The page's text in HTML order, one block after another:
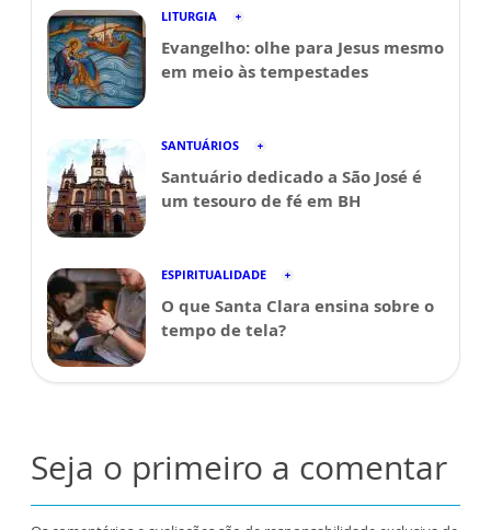
LITURGIA
Evangelho: olhe para Jesus mesmo
em meio às tempestades
SANTUÁRIOS
Santuário dedicado a São José é
um tesouro de fé em BH
ESPIRITUALIDADE
O que Santa Clara ensina sobre o
tempo de tela?
Seja o primeiro a comentar